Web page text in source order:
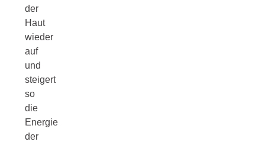
der
Haut
wieder
auf
und
steigert
so
die
Energie
der